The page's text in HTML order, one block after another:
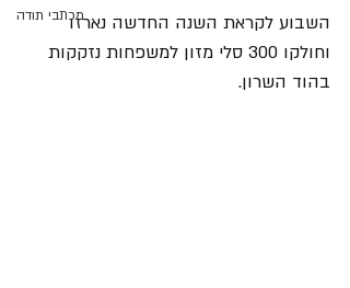
מכתבי תודההשבוע לקראת השנה החדשה נארזו
וחולקו 300 סלי מזון למשפחות נזקקות
בהוד השרון.